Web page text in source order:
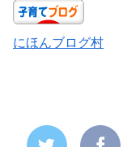
にほんブログ村